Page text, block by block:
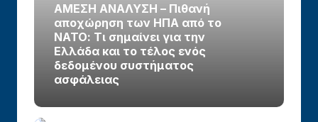
ΑΜΕΣΗ ΑΝΑΛΥΣΗ – Πιθανή
αποχώρηση των ΗΠΑ από το
ΝΑΤΟ: Τι σημαίνει για την
Ελλάδα και το τέλος ενός
δεδομένου συστήματος
ασφάλειας